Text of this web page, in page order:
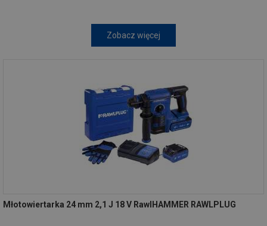
Zobacz więcej
Młotowiertarka 24 mm 2,1 J 18 V RawlHAMMER RAWLPLUG